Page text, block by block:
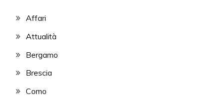
Affari
Attualità
Bergamo
Brescia
Como